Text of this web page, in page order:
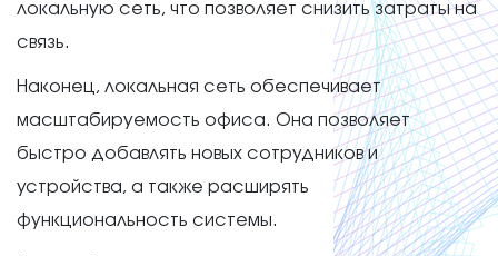
локальную сеть, что позволяет снизить затраты на
связь.
Наконец, локальная сеть обеспечивает
масштабируемость офиса. Она позволяет
быстро добавлять новых сотрудников и
устройства, а также расширять
функциональность системы.